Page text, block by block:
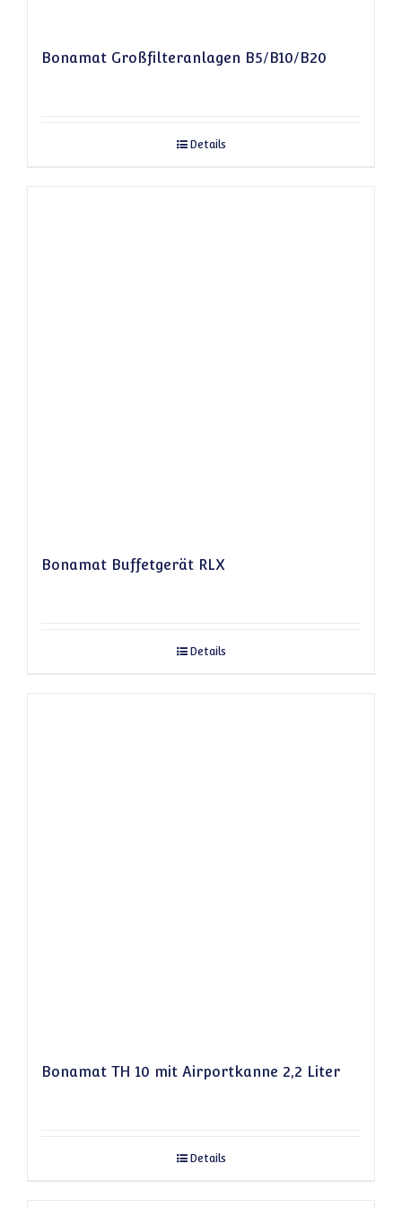
Bonamat Großfilteranlagen B5/B10/B20
Details
Bonamat Buffetgerät RLX
Details
Bonamat TH 10 mit Airportkanne 2,2 Liter
Details